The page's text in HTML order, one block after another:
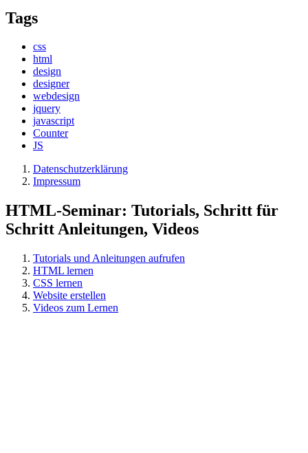
Tags
css
html
design
designer
webdesign
jquery
javascript
Counter
JS
Datenschutzerklärung
Impressum
HTML-Seminar: Tutorials, Schritt für
Schritt Anleitungen, Videos
Tutorials und Anleitungen aufrufen
HTML lernen
CSS lernen
Website erstellen
Videos zum Lernen